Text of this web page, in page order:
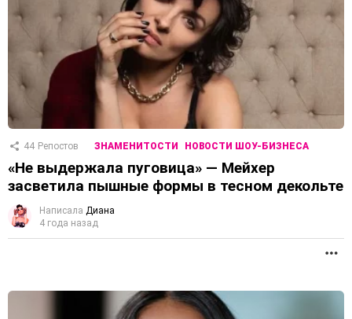
44 Репостов ЗНАМЕНИТОСТИ НОВОСТИ ШОУ-БИЗНЕСА
«Не выдержала пуговица» — Мейхер
засветила пышные формы в тесном декольте
Написала Диана
4 года назад